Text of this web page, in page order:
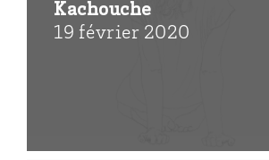
Kachouche
19 février 2020